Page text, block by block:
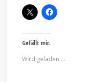
Gefällt mir:
Wird geladen …